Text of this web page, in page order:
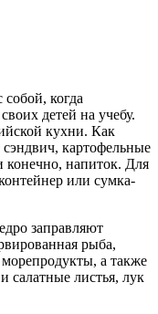
когда
детей на учебу.
кухни. Как
картофельные
конечно, напиток. Для
или сумка-
заправляют
рыба,
а также
салатные листья, лук